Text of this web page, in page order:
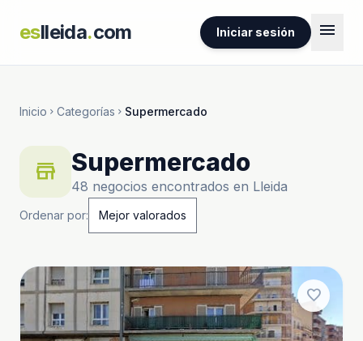
eslleida.com Iniciar sesión menu
Inicio chevron_right Categorías chevron_right Supermercado
store Supermercado
48 negocios encontrados en Lleida
Ordenar por:
favorite